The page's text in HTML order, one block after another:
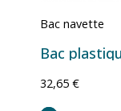
Bac navette
32,65 €